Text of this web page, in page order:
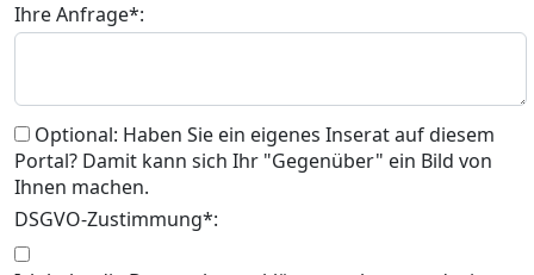
Ihre Anfrage*:
Optional: Haben Sie ein eigenes Inserat auf diesem
Portal? Damit kann sich Ihr "Gegenüber" ein Bild von
Ihnen machen.
DSGVO-Zustimmung*: